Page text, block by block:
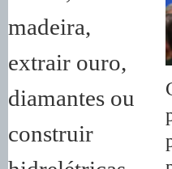
madeira,
extrair ouro,
diamantes ou
construir